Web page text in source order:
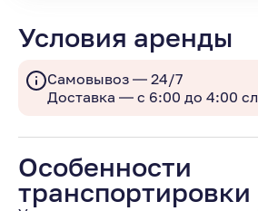
Условия аренды
Самовывоз — 24/7
Доставка — с 6:00 до 4:00
Особенности
транспортировки